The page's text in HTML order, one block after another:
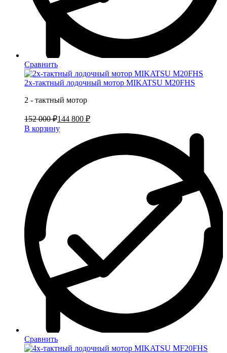
Сравнить
2х-тактный лодочный мотор MIKATSU M20FHS
2 - тактный мотор
152 000 ₽144 800 ₽
В корзину
Сравнить